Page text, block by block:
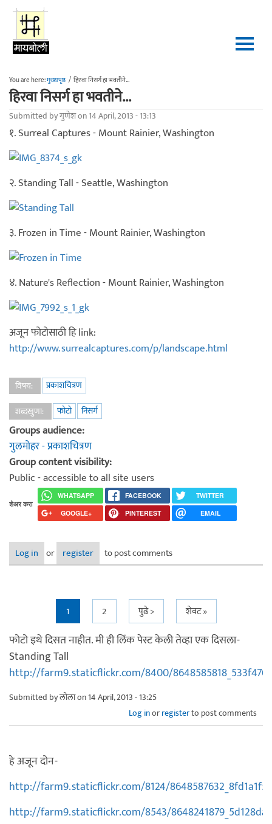
Skip to main content
You are here:मुख्यपृष्ठ / हिरवा निसर्ग हा भवतीने...
हिरवा निसर्ग हा भवतीने...
Submitted byगुणेशon 14 April, 2013 - 13:13
१. Surreal Captures - Mount Rainier, Washington
२. Standing Tall - Seattle, Washington
३. Frozen in Time - Mount Rainier, Washington
४. Nature's Reflection - Mount Rainier, Washington
अजून फोटोसाठी हि link:
http://www.surrealcaptures.com/p/landscape.html
विषय:
प्रकाशचित्रण
शब्दखुणा:
फोटो निसर्ग
Groups audience:
गुलमोहर - प्रकाशचित्रण
Group content visibility:
Public - accessible to all site users
शेअर करा
WHATSAPP FACEBOOK
TWITTER
GOOGLE+
PINTEREST EMAIL
Log in or register to post comments
1 2 पुढे > शेवट »
फोटो इथे दिसत नाहीत. मी ही लिंक पेस्ट केली तेव्हा एक दिसला-
Standing Tall
http://farm9.staticflickr.com/8400/
Submitted byलोलाon 14 April, 2013 - 13:25
Log inorregisterto post comments
हे अजून दोन-
http://farm9.staticflickr.com/8124/
http://farm9.staticflickr.com/8543/